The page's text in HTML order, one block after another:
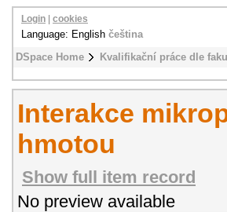
DSpace Home Kvalifikační práce dle
Login cookies
Language: English čeština
Interakce
hmotou
Show full item record
No preview available